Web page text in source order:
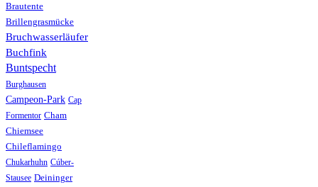
Brautente
Brillengrasmücke
Bruchwasserläufer
Buchfink
Buntspecht
Burghausen
Campeon-Park Cap
Formentor Cham
Chiemsee
Chileflamingo
Chukarhuhn Cúber-
Stausee Deininger